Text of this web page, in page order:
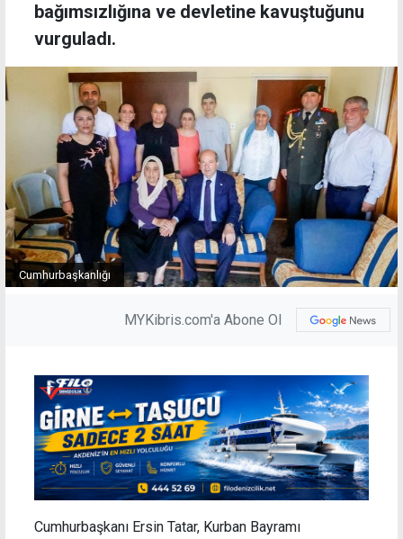
bağımsızlığına ve devletine kavuştuğunu
vurguladı.
Cumhurbaşkanlığı
MYKibris.com'a Abone Ol
Cumhurbaşkanı Ersin Tatar, Kurban Bayramı